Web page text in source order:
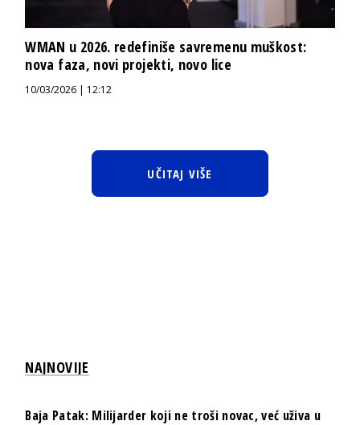
WMAN u 2026. redefiniše savremenu muškost:
nova faza, novi projekti, novo lice
10/03/2026 | 12:12
UČITAJ VIŠE
NAJNOVIJE
Baja Patak: Milijarder koji ne troši novac, već uživa u